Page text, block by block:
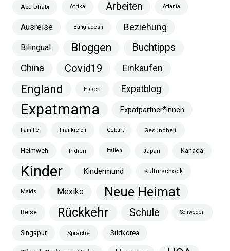
Abu Dhabi Afrika Arbeiten Atlanta
Ausreise Bangladesh Beziehung
Bilingual Bloggen
Buchtipps
China
Covid19 Einkaufen
England Essen Expatblog
Expatmama Expatpartner*innen
Familie Frankreich Geburt Gesundheit
Heimweh Indien Italien Japan Kanada
Kinder Kindermund Kulturschock
Maids Mexiko Neue Heimat
Reise Rückkehr Schule Schweden
Singapur Sprache Südkorea